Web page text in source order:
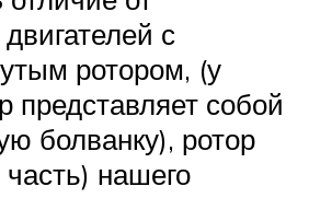
с
ротором, (у
представляет собой
болванку), ротор
нашего